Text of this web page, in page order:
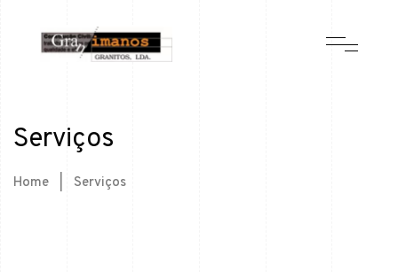
Serviços
Home Serviços